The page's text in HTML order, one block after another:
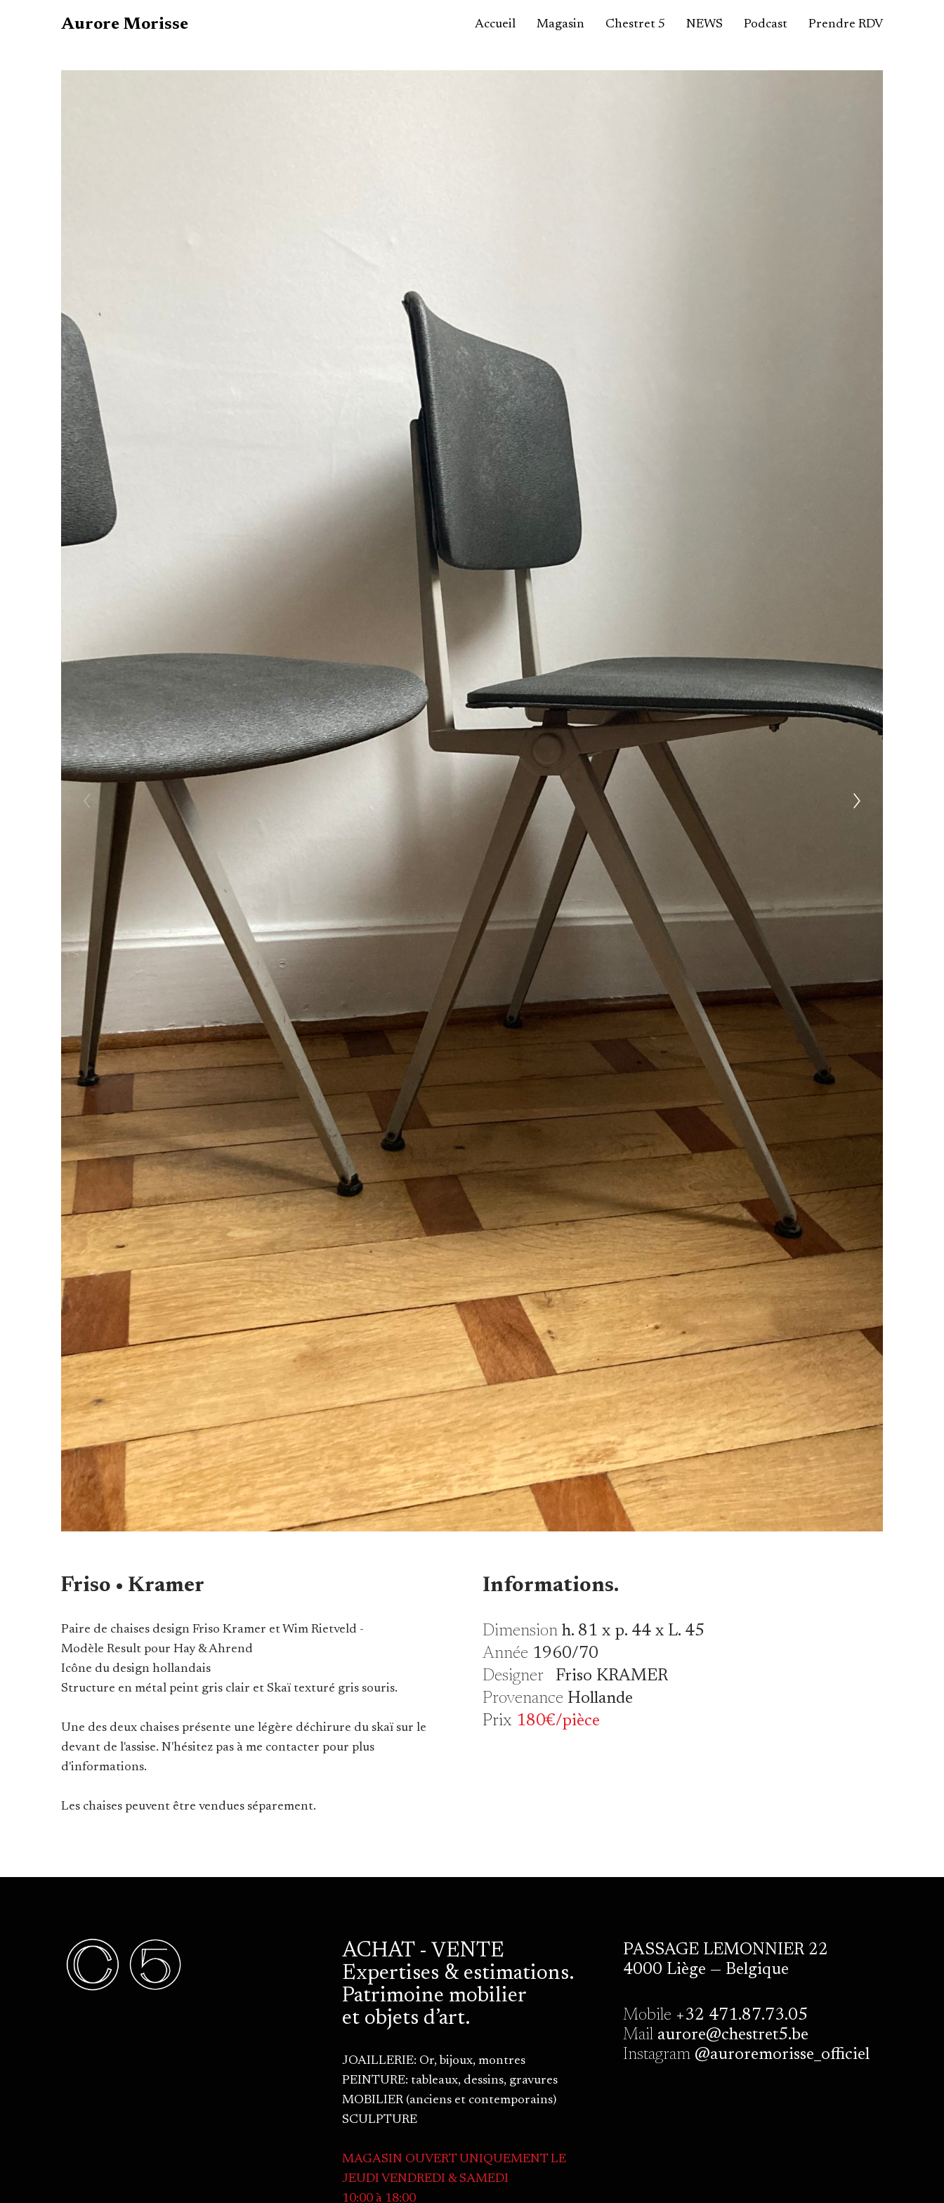
Aurore Morisse Accueil Magasin Chestret 5 NEWS Podcast Prendre RDV
Friso • Kramer
Paire de chaises design Friso Kramer et Wim Rietveld -
Modèle Result pour Hay & Ahrend
Icône du design hollandais
Structure en métal peint gris clair et Skaï texturé gris souris.
Une des deux chaises présente une légère déchirure du skaï sur le
devant de l'assise. N'hésitez pas à me contacter pour plus
d'informations.
Les chaises peuvent être vendues séparement.
Informations.
Dimensionh. 81 x p. 44 x L. 45
Année 1960/70
Designer
Friso KRAMER
Provenance Hollande
Prix 180€/pièce
ACHAT - VENTE
Expertises & estimations.
Patrimoine mobilier
et objets d’art.
JOAILLERIE: Or, bijoux, montres
PEINTURE: tableaux, dessins, gravures
MOBILIER (anciens et contemporains)
SCULPTURE
MAGASIN OUVERT UNIQUEMENT LE
JEUDI VENDREDI & SAMEDI
10:00 à 18:00
PASSAGE LEMONNIER 22
4000 Liège — Belgique
Mobile +32 471.87.73.05
Mailaurore@chestret5.be
Instagram@auroremorisse_officiel